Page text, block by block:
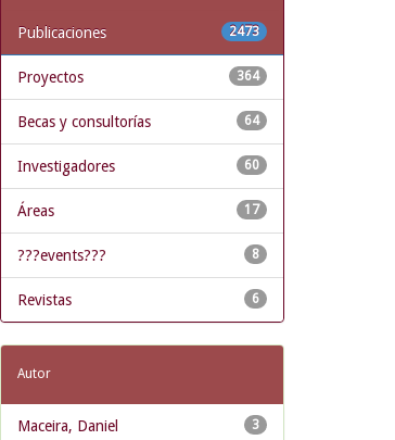
2473
Publicaciones
364
Proyectos
64
Becas y consultorías
60
Investigadores
17
Áreas
8
???events???
6
Revistas
Autor
3
Maceira, Daniel